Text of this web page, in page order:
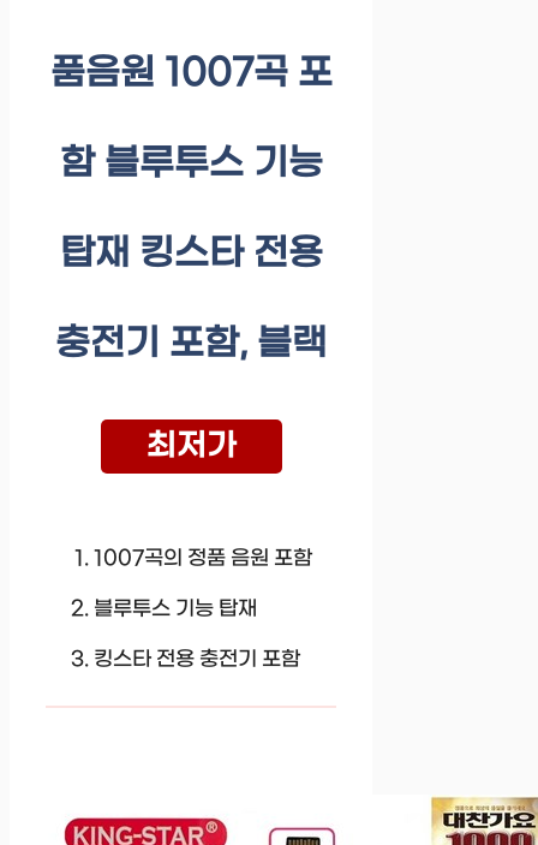
품음원 1007곡 포
함 블루투스 기능
탑재 킹스타 전용
충전기 포함, 블랙
최저가
1007곡의 정품 음원 포함
블루투스 기능 탑재
킹스타 전용 충전기 포함